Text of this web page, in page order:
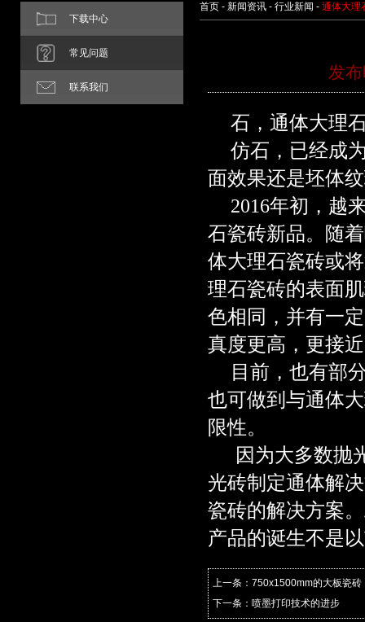
下载中心
常见问题
联系我们
首页 - 新闻资讯 - 行业新闻 - 通体大理
发
石，通体大理
仿石，已经成
面效果还是坯体
2016年初，越
石瓷砖新品。随
体大理石瓷砖或
理石瓷砖的表面
色相同，并有一
真度更高，更接
目前，也有部
也可做到与通体
限性。
因为大多数抛
光砖制定通体解
瓷砖的解决方案
产品的诞生不是
上一条： 750x1500mm的大板瓷砖
下一条： 喷墨打印技术的进步